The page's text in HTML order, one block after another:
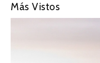
Más Vistos